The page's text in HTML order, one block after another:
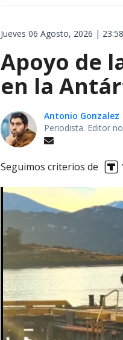
Jueves 06 Agosto, 2026 | 23:58
Apoyo de
en la
Antonio Gonzalez
Periodista. Editor
Seguimos criterios de